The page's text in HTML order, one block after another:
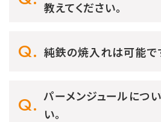
教えてください。
純鉄の焼入れは可能で
パーメンジュールにつ
い。